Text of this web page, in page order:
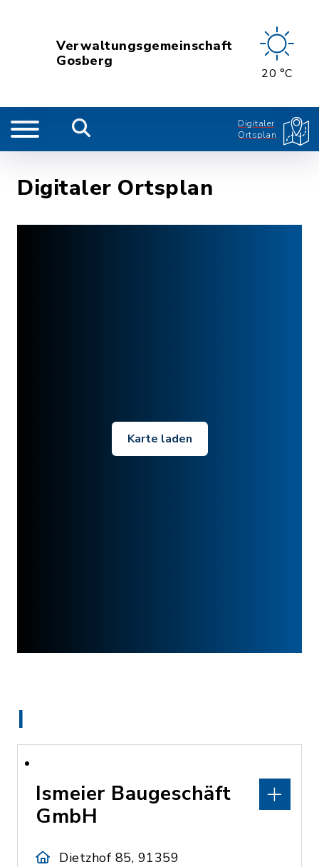
Verwaltungsgemeinschaft
Gosberg
20 °C
Digitaler
Ortsplan
Digitaler Ortsplan
Karte laden
I
Ismeier Baugeschäft
GmbH
Dietzhof 85, 91359